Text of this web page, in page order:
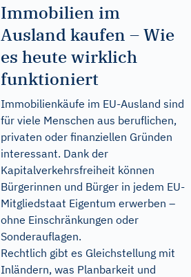
Immobilien im
Ausland kaufen – Wie
es heute wirklich
funktioniert
Immobilienkäufe im EU-Ausland sind
für viele Menschen aus beruflichen,
privaten oder finanziellen Gründen
interessant. Dank der
Kapitalverkehrsfreiheit können
Bürgerinnen und Bürger in jedem EU-
Mitgliedstaat Eigentum erwerben –
ohne Einschränkungen oder
Sonderauflagen.
Rechtlich gibt es Gleichstellung mit
Inländern, was Planbarkeit und